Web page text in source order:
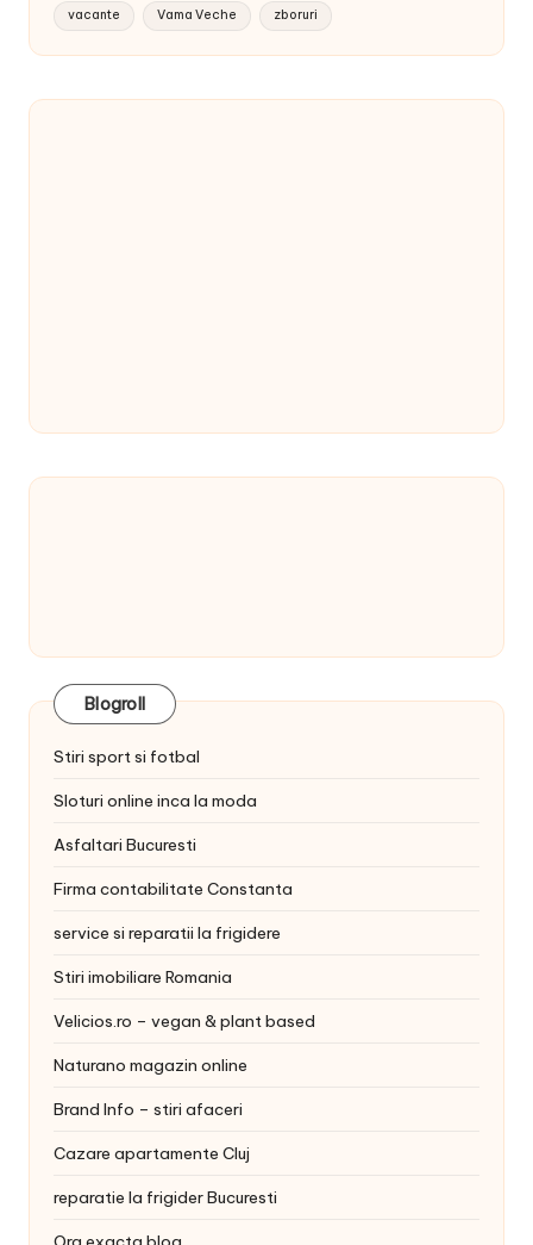
vacante Vama Veche zboruri
Blogroll
Stiri sport si fotbal
Sloturi online inca la moda
Asfaltari Bucuresti
Firma contabilitate Constanta
service si reparatii la frigidere
Stiri imobiliare Romania
Velicios.ro – vegan & plant based
Naturano magazin online
Brand Info – stiri afaceri
Cazare apartamente Cluj
reparatie la frigider Bucuresti